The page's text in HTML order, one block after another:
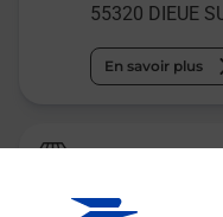
55320 DIEUE
En savoir plus
La Poste
DIEUE